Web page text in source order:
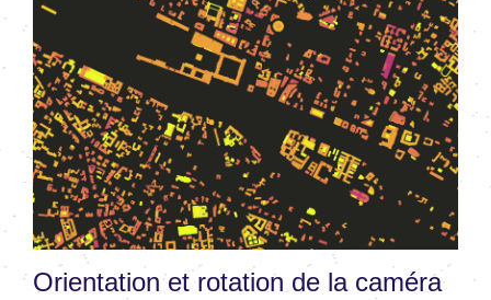
Orientation et rotation de la caméra